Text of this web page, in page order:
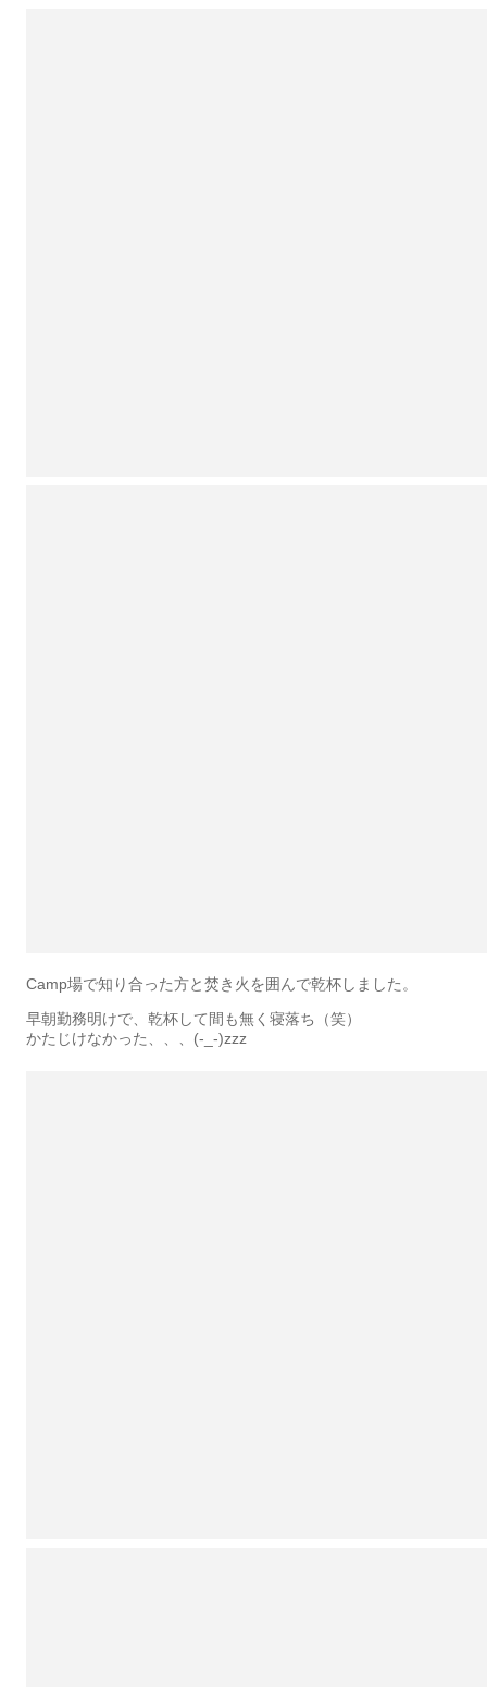
Camp場で知り合った方と焚き火を囲んで乾杯しました。
早朝勤務明けで、乾杯して間も無く寝落ち（笑）
かたじけなかった、、、(-_-)zzz